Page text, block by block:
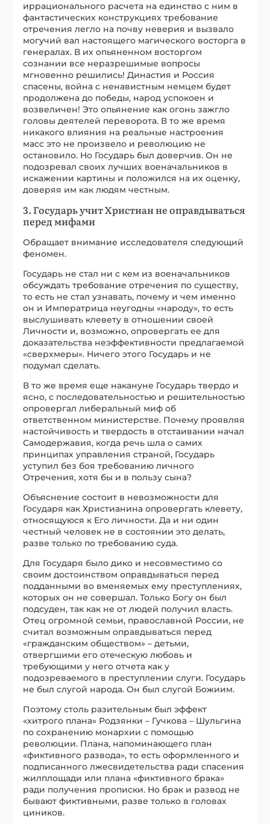
иррационального расчета на единство с ним в
фантастических конструкциях требование
отречения легло на почву неверия и вызвало
могучий вал настоящего магического восторга в
генералах. В их опьяненном восторгом
сознании все неразрешимые вопросы
мгновенно решились! Династия и Россия
спасены, война с ненавистным немцем будет
продолжена до победы, народ успокоен и
возвеличен! Это опьянение как огонь зажгло
головы деятелей переворота. В то же время
никакого влияния на реальные настроения
масс это не произвело и революцию не
остановило. Но Государь был доверчив. Он не
подозревал своих лучших военачальников в
искажении картины и положился на их оценку,
доверяя им как людям честным.
3. Государь учит Христиан не оправдываться
перед мифами
Обращает внимание исследователя следующий
феномен.
Государь не стал ни с кем из военачальников
обсуждать требование отречения по существу,
то есть не стал узнавать, почему и чем именно
он и Императрица неугодны «народу», то есть
выслушивать клевету в отношении своей
Личности и, возможно, опровергать ее для
доказательства неэффективности предлагаемой
«сверхмеры». Ничего этого Государь и не
подумал сделать.
В то же время еще накануне Государь твердо и
ясно, с последовательностью и решительностью
опровергал либеральный миф об
ответственном министерстве. Почему проявляя
настойчивость и твердость в отстаивании начал
Самодержавия, когда речь шла о самих
принципах управления страной, Государь
уступил без боя требованию личного
Отречения, хотя бы и в пользу сына?
Объяснение состоит в невозможности для
Государя как Христианина опровергать клевету,
относящуюся к Его личности. Да и ни один
честный человек не в состоянии это делать,
разве только по требованию суда.
Для Государя было дико и несовместимо со
своим достоинством оправдываться перед
подданными во вменяемых ему преступлениях,
которых он не совершал. Только Богу он был
подсуден, так как не от людей получил власть.
Отец огромной семьи, православной России, не
считал возможным оправдываться перед
«гражданским обществом» – детьми,
отвергшими его отеческую любовь и
требующими у него отчета как у
подозреваемого в преступлении слуги. Государь
не был слугой народа. Он был слугой Божиим.
Поэтому столь разительным был эффект
«хитрого плана» Родзянки – Гучкова – Шульгина
по сохранению монархии с помощью
революции. Плана, напоминающего план
«фиктивного развода», то есть оформленного и
подписанного лжесвидетельства ради спасения
жилплощади или плана «фиктивного брака»
ради получения прописки. Но брак и развод не
бывают фиктивными, разве только в головах
циников.